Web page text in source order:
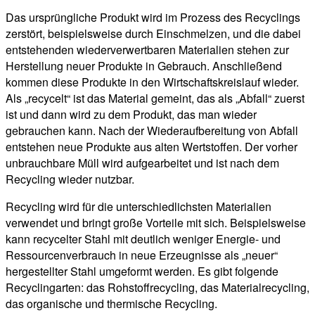
Das ursprüngliche Produkt wird im Prozess des Recyclings
zerstört, beispielsweise durch Einschmelzen, und die dabei
entstehenden wiederverwertbaren Materialien stehen zur
Herstellung neuer Produkte in Gebrauch. Anschließend
kommen diese Produkte in den Wirtschaftskreislauf wieder.
Als „recycelt“ ist das Material gemeint, das als „Abfall“ zuerst
ist und dann wird zu dem Produkt, das man wieder
gebrauchen kann. Nach der Wiederaufbereitung von Abfall
entstehen neue Produkte aus alten Wertstoffen. Der vorher
unbrauchbare Müll wird aufgearbeitet und ist nach dem
Recycling wieder nutzbar.
Recycling wird für die unterschiedlichsten Materialien
verwendet und bringt große Vorteile mit sich. Beispielsweise
kann recycelter Stahl mit deutlich weniger Energie- und
Ressourcenverbrauch in neue Erzeugnisse als „neuer“
hergestellter Stahl umgeformt werden. Es gibt folgende
Recyclingarten: das Rohstoffrecycling, das Materialrecycling,
das organische und thermische Recycling.